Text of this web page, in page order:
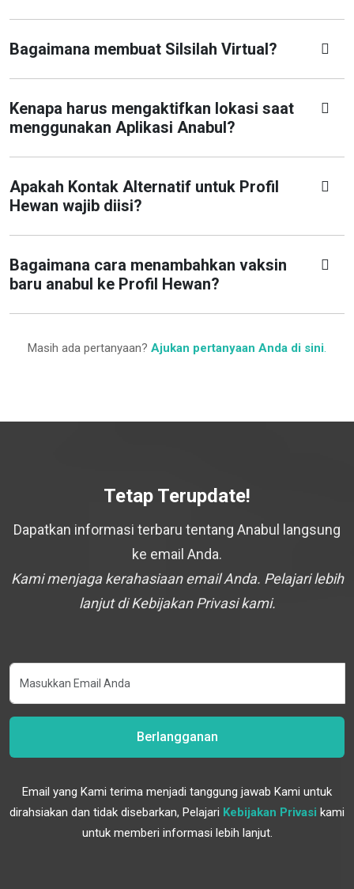
Bagaimana membuat Silsilah Virtual?
Kenapa harus mengaktifkan lokasi saat
menggunakan Aplikasi Anabul?
Apakah Kontak Alternatif untuk Profil
Hewan wajib diisi?
Bagaimana cara menambahkan vaksin
baru anabul ke Profil Hewan?
Masih ada pertanyaan? Ajukan pertanyaan Anda di sini.
Tetap Terupdate!
Dapatkan informasi terbaru tentang Anabul langsung
ke email Anda.
Kami menjaga kerahasiaan email Anda. Pelajari lebih
lanjut di Kebijakan Privasi kami.
Berlangganan
Email yang Kami terima menjadi tanggung jawab Kami untuk
dirahsiakan dan tidak disebarkan, Pelajari Kebijakan Privasi kami
untuk memberi informasi lebih lanjut.